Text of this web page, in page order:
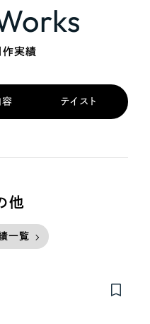
作実績
テイスト
他
一覧